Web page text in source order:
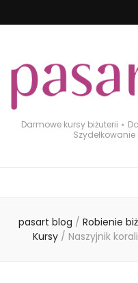
Darmowe kursy biżuterii ⋆
Szydełkowanie
pasart blog / Robienie
Kursy / Naszyjnik